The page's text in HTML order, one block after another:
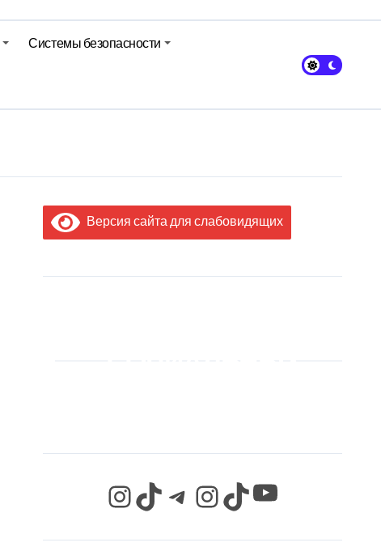
Системы безопасности
Версия сайта для слабовидящих
InstagramTikTok Telegram InstagramTikTok YouTube